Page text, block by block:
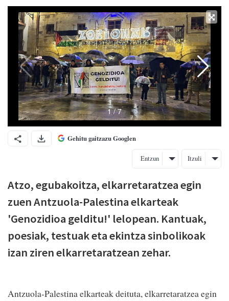
Gehitu gaitzazu Googlen
Entzun Itzuli
Atzo, egubakoitza, elkarretaratzea egin
zuen Antzuola-Palestina elkarteak
'Genozidioa gelditu!' lelopean. Kantuak,
poesiak, testuak eta ekintza sinbolikoak
izan ziren elkarretaratzean zehar.
Antzuola-Palestina elkarteak deituta, elkarretaratzea egin